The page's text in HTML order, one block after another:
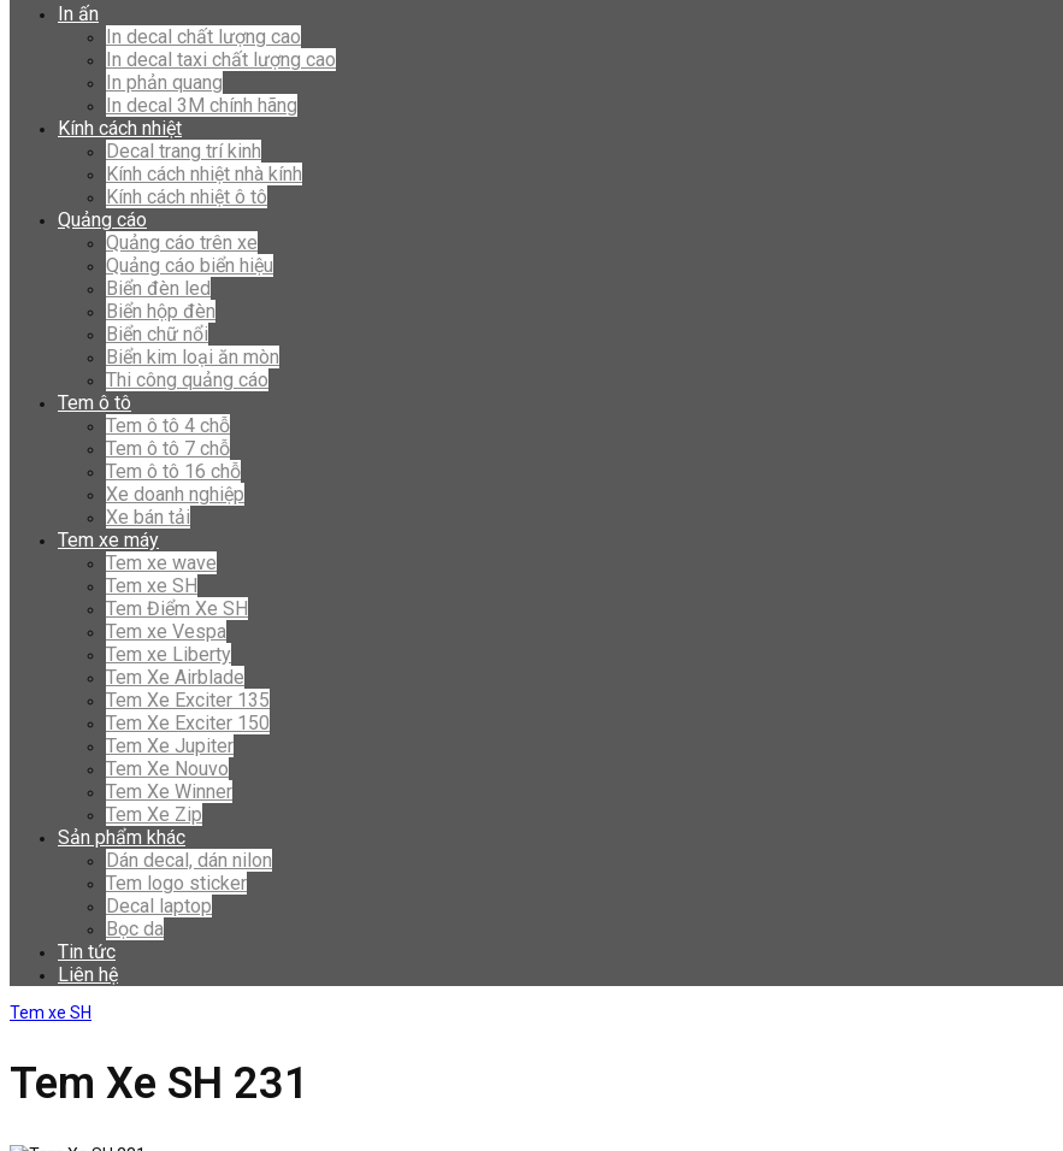
In ấn
In decal chất lượng cao
In decal taxi chất lượng cao
In phản quang
In decal 3M chính hãng
Kính cách nhiệt
Decal trang trí kinh
Kính cách nhiệt nhà kính
Kính cách nhiệt ô tô
Quảng cáo
Quảng cáo trên xe
Quảng cáo biển hiệu
Biển đèn led
Biển hộp đèn
Biển chữ nổi
Biển kim loại ăn mòn
Thi công quảng cáo
Tem ô tô
Tem ô tô 4 chỗ
Tem ô tô 7 chỗ
Tem ô tô 16 chỗ
Xe doanh nghiệp
Xe bán tải
Tem xe máy
Tem xe wave
Tem xe SH
Tem Điểm Xe SH
Tem xe Vespa
Tem xe Liberty
Tem Xe Airblade
Tem Xe Exciter 135
Tem Xe Exciter 150
Tem Xe Jupiter
Tem Xe Nouvo
Tem Xe Winner
Tem Xe Zip
Sản phẩm khác
Dán decal, dán nilon
Tem logo sticker
Decal laptop
Bọc da
Tin tức
Liên hệ
Tem xe SH
Tem Xe SH 231